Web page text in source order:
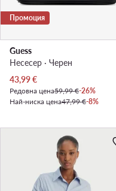
Промоция
Guess
Несесер · Черен
Актуална цена
43,99€
Редовна цена59,99 €-26%
Най-ниска цена47,99 €-8%